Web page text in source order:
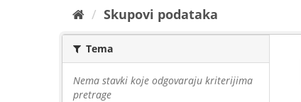
Skupovi podаtаkа
Tema
Nema stavki koje odgovaraju kriterijima
pretrage